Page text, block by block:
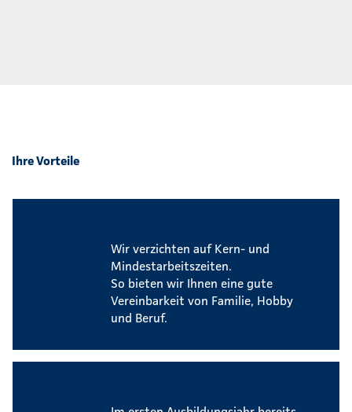
Ihre Vorteile
Wir verzichten auf Kern- und
Mindestarbeitszeiten.
So bieten wir Ihnen eine gute
Vereinbarkeit von Familie, Hobby
und Beruf.